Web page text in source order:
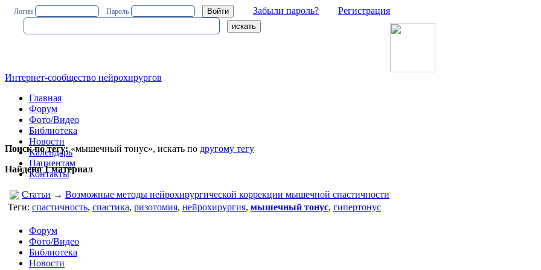
Логин Пароль Забыли пароль? Регистрация
Интернет-сообщество нейрохирургов
Главная
Форум
Фото/Видео
Библиотека
Новости
Календарь
Пациентам
Контакты
Поиск по тегу:«мышечный тонус», искать по другому тегу
Найдено 1 материал
Статьи → Возможные методы нейрохирургической коррекции мышечной спастичности
Теги: спастичность, спастика, ризотомия, нейрохирургия, мышечный тонус, гипертонус
Форум
Фото/Видео
Библиотека
Новости